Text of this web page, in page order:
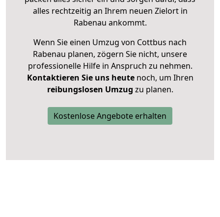
alles rechtzeitig an Ihrem neuen Zielort in
Rabenau ankommt.
Wenn Sie einen Umzug von Cottbus nach
Rabenau planen, zögern Sie nicht, unsere
professionelle Hilfe in Anspruch zu nehmen.
Kontaktieren Sie uns heutenoch, um Ihren
reibungslosen Umzug zu planen.
Kostenlose Angebote erhalten